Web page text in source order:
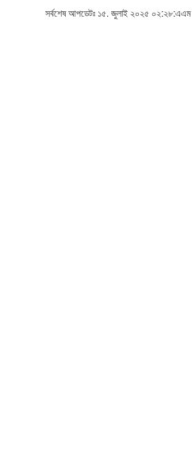
সর্বশেষ আপডেটঃ ১৫. জুলাই ২০২৫ ০২:২৮:এএম